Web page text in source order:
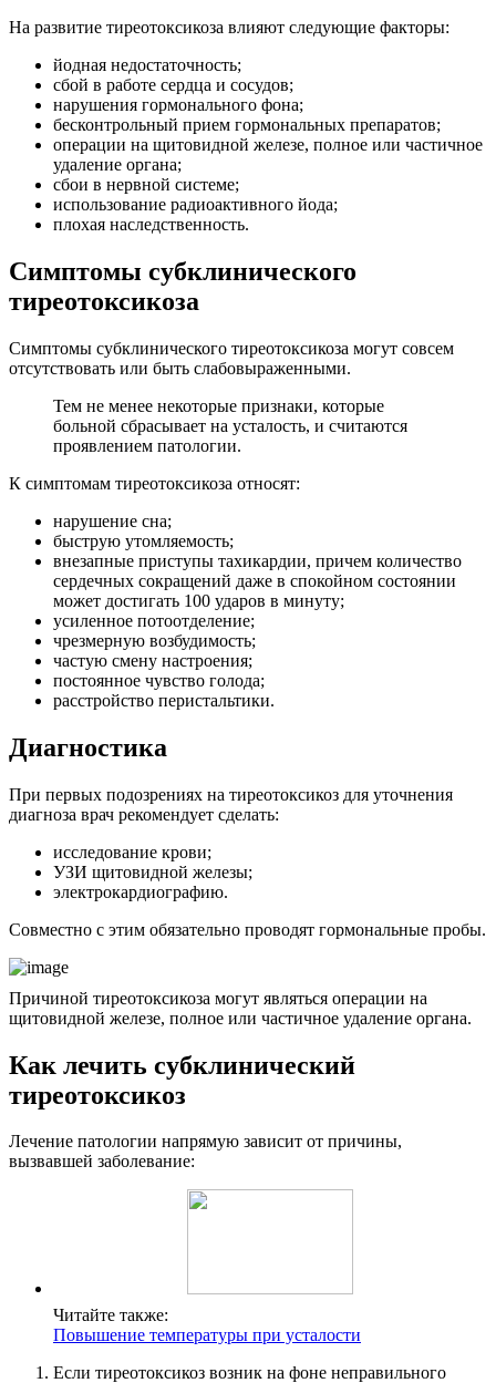
На развитие тиреотоксикоза влияют следующие факторы:
йодная недостаточность;
сбой в работе сердца и сосудов;
нарушения гормонального фона;
бесконтрольный прием гормональных препаратов;
операции на щитовидной железе, полное или частичное
удаление органа;
сбои в нервной системе;
использование радиоактивного йода;
плохая наследственность.
Симптомы субклинического
тиреотоксикоза
Симптомы субклинического тиреотоксикоза могут совсем
отсутствовать или быть слабовыраженными.
Тем не менее некоторые признаки, которые
больной сбрасывает на усталость, и считаются
проявлением патологии.
К симптомам тиреотоксикоза относят:
нарушение сна;
быструю утомляемость;
внезапные приступы тахикардии, причем количество
сердечных сокращений даже в спокойном состоянии
может достигать 100 ударов в минуту;
усиленное потоотделение;
чрезмерную возбудимость;
частую смену настроения;
постоянное чувство голода;
расстройство перистальтики.
Диагностика
При первых подозрениях на тиреотоксикоз для уточнения
диагноза врач рекомендует сделать:
исследование крови;
УЗИ щитовидной железы;
электрокардиографию.
Совместно с этим обязательно проводят гормональные пробы.
Причиной тиреотоксикоза могут являться операции на
щитовидной железе, полное или частичное удаление органа.
Как лечить субклинический
тиреотоксикоз
Лечение патологии напрямую зависит от причины,
вызвавшей заболевание:
Читайте также:
Повышение температуры при усталости
Если тиреотоксикоз возник на фоне неправильного